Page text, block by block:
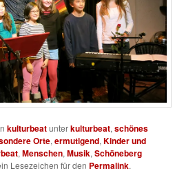
kulturbeatunterkulturbeat,schönes
Orte,ermutigend,Kinder und
,Menschen,Musik,Schöneberg
Lesezeichen für den Permalink.